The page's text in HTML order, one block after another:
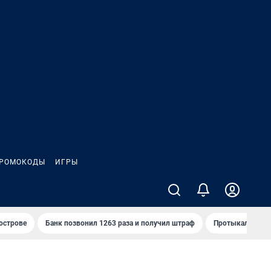
ИГРЫ
Банк позвонил 1263 раза и получил штраф Протыкал